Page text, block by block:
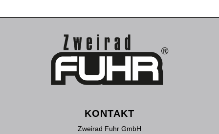
KONTAKT
Zweirad Fuhr GmbH